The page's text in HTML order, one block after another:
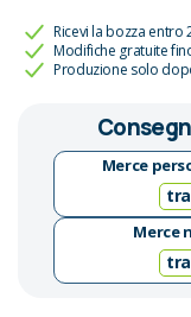
Ricevi la bozza entro
Modifiche gratuite
Produzione solo
Merce
Merce